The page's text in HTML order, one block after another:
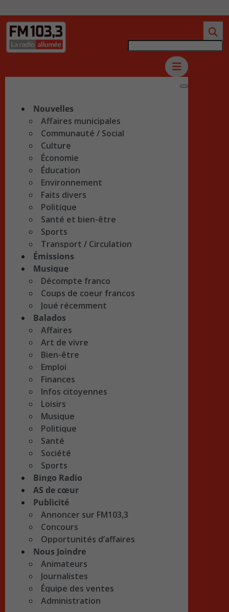
Nouvelles
Affaires municipales
Communauté / Social
Culture
Économie
Éducation
Environnement
Faits divers
Politique
Santé et bien-être
Sports
Transport / Circulation
Émissions
Musique
Décompte franco
Coups de coeur francos
Joué récemment
Balados
Affaires
Art de vivre
Bien-être
Emploi
Finances
Infos citoyennes
Loisirs
Musique
Politique
Santé
Société
Sports
Bingo Radio
AS de cœur
Publicité
Annoncer sur FM103,3
Concours
Opportunités d’affaires
Nous Joindre
Animateurs
Journalistes
Équipe des ventes
Administration